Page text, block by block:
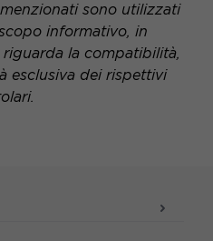
sono utilizzati
informativo, in
la compatibilità,
esclusiva dei rispettivi